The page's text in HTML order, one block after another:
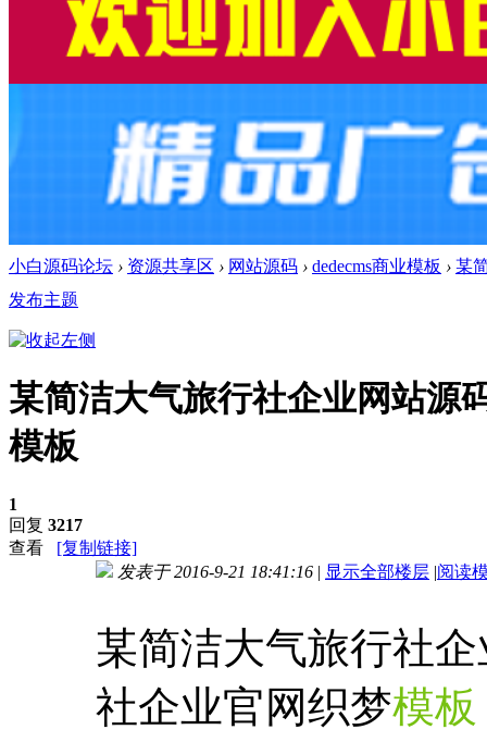
小白源码论坛 › 资源共享区 › 网站源码 › dedecms商业模板 › 某
发布主题
某简洁大气旅行社企业网站源
模板
1
回复 3217
查看
[复制链接]
发表于 2016-9-21 18:41:16 | 显示全部楼层 |阅读
某简洁大气旅行社
社企业官网织梦模板